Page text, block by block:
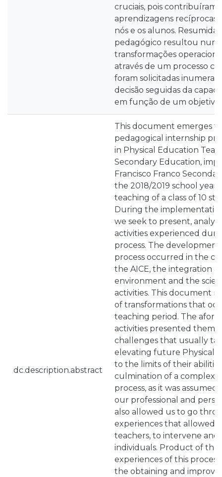
cruciais, pois contribuíram
aprendizagens recíprocas
nós e os alunos.
pedagógico resultou
transformações
através de um processo
foram solicitadas inumeras
decisão seguidas da
em função de um objetivo
dc.description.abstract
This document emerges
pedagogical internship
in Physical Education
Secondary Education,
Francisco Franco
the 2018/2019 school
teaching of a class of 10
During the
we seek to present,
activities experienced
process. The
process occurred in the
the AICE, the integration
environment and the
activities. This document
of transformations that
teaching period. The
activities presented
challenges that usually
elevating future Physical
to the limits of their
culmination of a complex
process, as it was
our professional and
also allowed us to go
experiences that allowed
teachers, to intervene and
individuals. Product of the
experiences of this
the obtaining and